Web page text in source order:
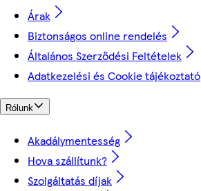
Árak
Biztonságos online rendelés
Általános Szerződési Feltételek
Adatkezelési és Cookie tájékoztató
Rólunk
Akadálymentesség
Hova szállítunk?
Szolgáltatás díjak